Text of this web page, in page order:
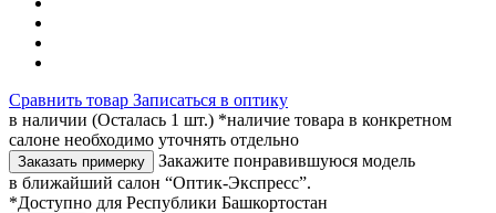
Сравнить товар Записаться в оптику
в наличии (Осталась 1 шт.) *наличие товара в конкретном
салоне необходимо уточнять отдельно
Заказать примерку
Закажите понравившуюся модель
в ближайший салон “Оптик-Экспресс”.
*Доступно для Республики Башкортостан